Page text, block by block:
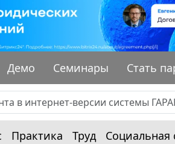
Демо Семинары Стать
Практика Труд Социальная